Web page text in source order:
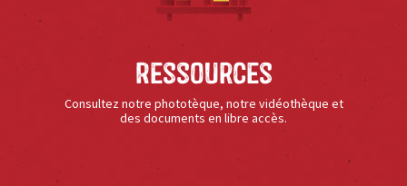
Ressources
Consultez notre phototèque, notre vidéothèque et
des documents en libre accès.